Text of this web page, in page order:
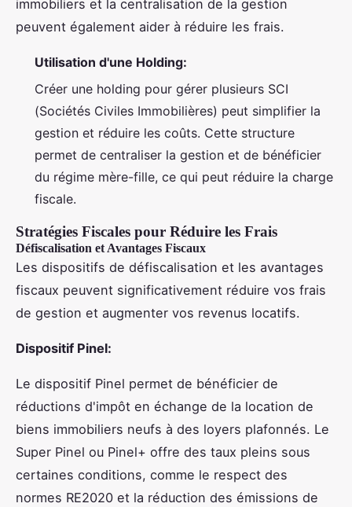
immobiliers et la centralisation de la gestion
peuvent également aider à réduire les frais.
Utilisation d'une Holding:
Créer une holding pour gérer plusieurs SCI
(Sociétés Civiles Immobilières) peut simplifier la
gestion et réduire les coûts. Cette structure
permet de centraliser la gestion et de bénéficier
du régime mère-fille, ce qui peut réduire la charge
fiscale.
Stratégies Fiscales pour Réduire les Frais
Défiscalisation et Avantages Fiscaux
Les dispositifs de défiscalisation et les avantages
fiscaux peuvent significativement réduire vos frais
de gestion et augmenter vos revenus locatifs.
Dispositif Pinel:
Le dispositif Pinel permet de bénéficier de
réductions d'impôt en échange de la location de
biens immobiliers neufs à des loyers plafonnés. Le
Super Pinel ou Pinel+ offre des taux pleins sous
certaines conditions, comme le respect des
normes RE2020 et la réduction des émissions de